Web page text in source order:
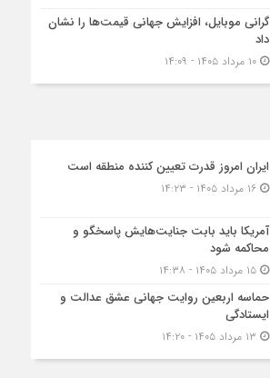
گرانی موبایل، افزایش جهانی قیمت‌ها را نشان
داد
۱۰ مرداد ۱۴۰۵ - ۱۴:۰۹
ایران امروز قدرت تعیین کننده منطقه است
۱۶ مرداد ۱۴۰۵ - ۱۴:۲۳
آمریکا باید بابت جنایت‌هایش پاسخگو و
محاکمه شود
۱۵ مرداد ۱۴۰۵ - ۱۴:۳۸
حماسه اربعین روایت جهانی عشق عدالت و
ایستادگی